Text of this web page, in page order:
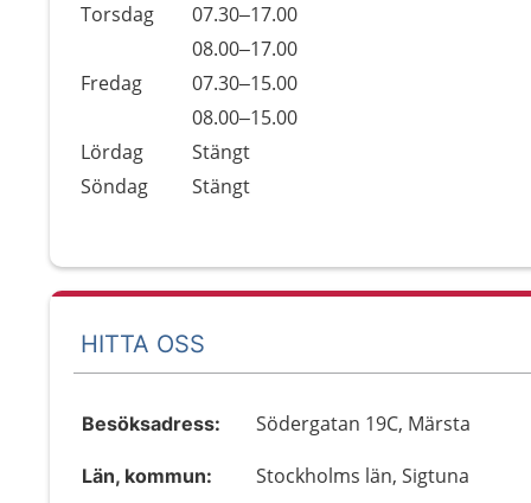
Torsdag
07.30–17.00
08.00–17.00
Fredag
07.30–15.00
08.00–15.00
Lördag
Stängt
Söndag
Stängt
HITTA OSS
Besöksadress: Södergatan 19C, Märsta
Län, kommun: Stockholms län, Sigtuna